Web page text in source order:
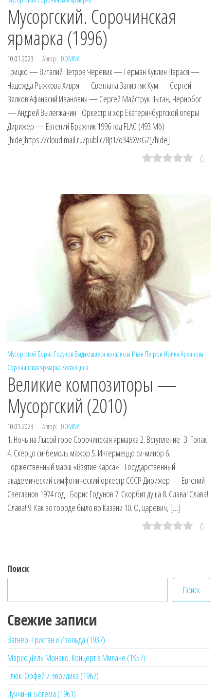
Мусоргский. Сорочинская
ярмарка (1996)
10.01.2023 Автор: DOMNA
Грицко — Виталий Петров Черевик — Герман Куклин Парася —
Надежда Рыжкова Хивря — Светлана Зализняк Кум — Сергей
Вялков Афанасий Иванович — Сергей Майструк Цыган, Чернобог
— Андрей Вылегжанин Оркестр и хор Екатеринбургской оперы
Дирижер — Евгений Бражник 1996 год FLAC (493 Мб)
[hide]https://cloud.mail.ru/public/8jt1/q345XVzGZ[/hide]
0
Мусоргский Борис Годунов Выдающиеся вокалисты Иван Петров Ирина Архипова
Сорочинская ярмарка Хованщина
Великие композиторы —
Мусоргский (2010)
10.01.2023 Автор: DOMNA
1. Ночь на Лысой горе Сорочинская ярмарка 2. Вступление 3. Гопак
4. Скерцо си-бемоль мажор 5. Интермеццо си-минор 6.
Торжественный марш «Взятие Карса» Государственный
академический симфонический оркестр СССР Дирижер — Евгений
Светланов 1974 год Борис Годунов 7. Скорбит душа 8. Слава! Слава!
Слава! 9. Как во городе было во Казани 10. О, царевич, […]
0
Поиск
Поиск
Свежие записи
Вагнер. Тристан и Изольда (1937)
Марио Дель Монако. Концерт в Милане (1957)
Глюк. Орфей и Эвридика (1967)
Пуччини. Богема (1961)